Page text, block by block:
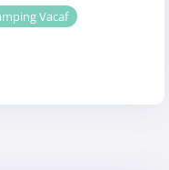
Vacaf